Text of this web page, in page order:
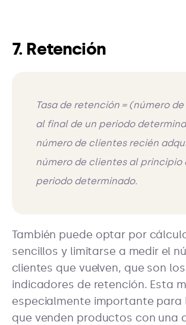
7. Retención
Tasa de retención = (número
al final de un periodo
número de clientes recién
número de clientes al principio
periodo determinado.
También puede optar por
sencillos y limitarse a medir el
clientes que vuelven, que son
indicadores de retención. Esta
especialmente importante para
que venden productos con una